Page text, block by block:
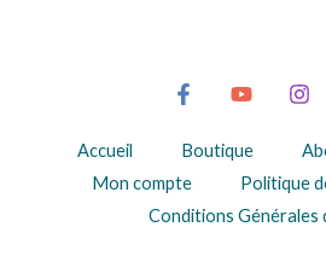
Accueil Boutique
Mon compte
Politique
Conditions Générales